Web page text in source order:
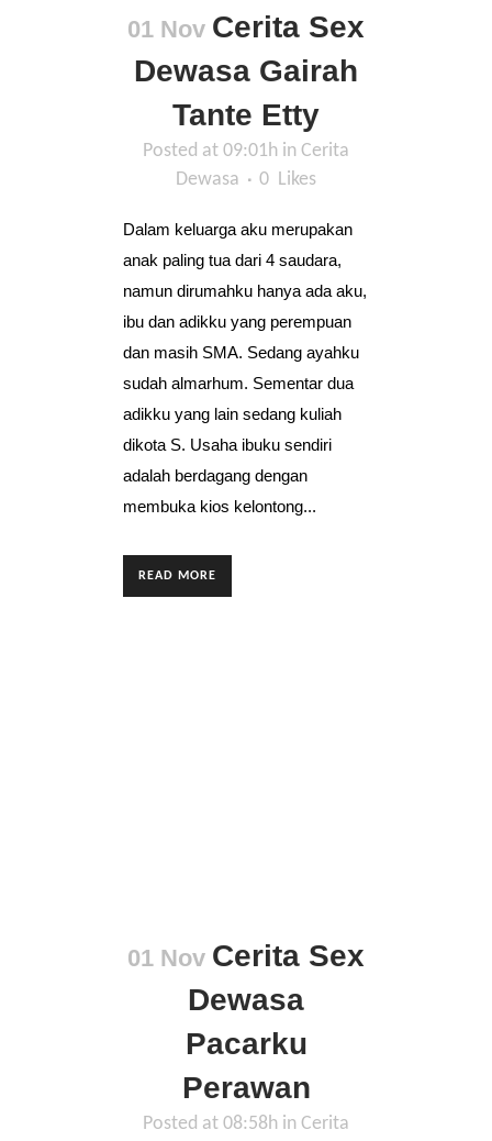
01 Nov Cerita Sex
Dewasa Gairah
Tante Etty
Posted at 09:01h in Cerita
Dewasa
0 Likes
Dalam keluarga aku merupakan
anak paling tua dari 4 saudara,
namun dirumahku hanya ada aku,
ibu dan adikku yang perempuan
dan masih SMA. Sedang ayahku
sudah almarhum. Sementar dua
adikku yang lain sedang kuliah
dikota S. Usaha ibuku sendiri
adalah berdagang dengan
membuka kios kelontong...
READ MORE
01 Nov Cerita Sex
Dewasa
Pacarku
Perawan
Posted at 08:58h in Cerita